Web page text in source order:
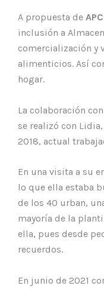
A propuesta de
inclusión a
comercialización y
alimenticios. Así
hogar.
La colaboración
se realizó con
2018, actual
En una visita a su
lo que ella estaba
de los 40 urban,
mayoría de la
ella, pues desde
recuerdos.
En junio de 2021